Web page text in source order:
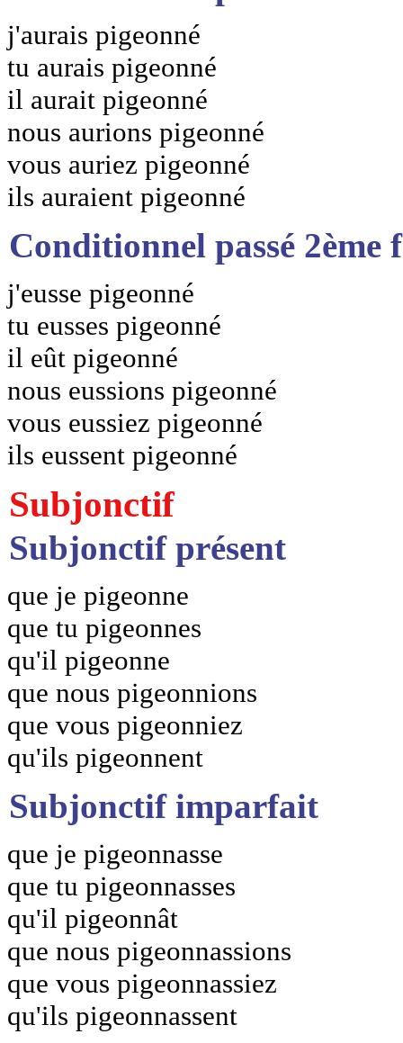
j'aurais pigeonné
tu aurais pigeonné
il aurait pigeonné
nous aurions pigeonné
vous auriez pigeonné
ils auraient pigeonné
Conditionnel passé 2ème
j'eusse pigeonné
tu eusses pigeonné
il eût pigeonné
nous eussions pigeonné
vous eussiez pigeonné
ils eussent pigeonné
Subjonctif
Subjonctif présent
que je pigeonne
que tu pigeonnes
qu'il pigeonne
que nous pigeonnions
que vous pigeonniez
qu'ils pigeonnent
Subjonctif imparfait
que je pigeonnasse
que tu pigeonnasses
qu'il pigeonnât
que nous pigeonnassions
que vous pigeonnassiez
qu'ils pigeonnassent